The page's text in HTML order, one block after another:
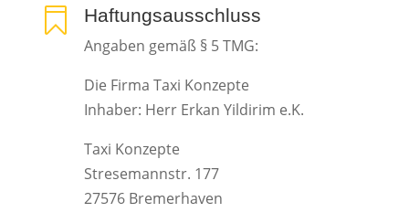
 Haftungsausschluss
Angaben gemäß § 5 TMG:
Die Firma Taxi Konzepte
Inhaber: Herr Erkan Yildirim e.K.
Taxi Konzepte
Stresemannstr. 177
27576 Bremerhaven